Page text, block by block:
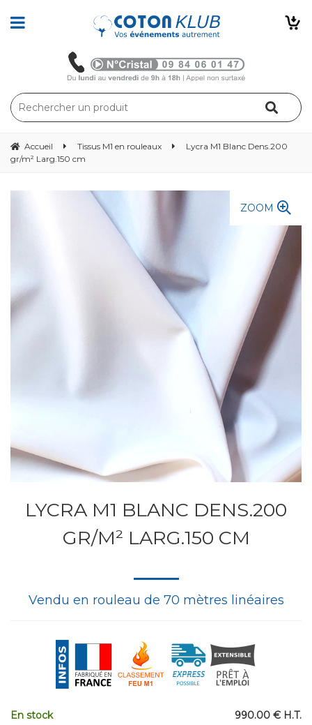
Accueil Tissus M1 en rouleaux
Lycra M1 Blanc Dens.200
gr/m² Larg.150 cm
ZOOM
LYCRA M1 BLANC DENS.200
GR/M² LARG.150 CM
Vendu en rouleau de 70 mètres linéaires
990.00 € H.T.
En stock